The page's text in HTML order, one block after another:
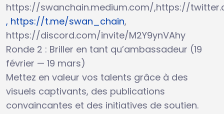
https://swanchain.medium.com/,https://
, https://t.me/swan_chain,
https://discord.com/invite/M2Y9ynVAhy
Ronde 2 : Briller en tant qu’ambassadeur (19
février — 19 mars)
Mettez en valeur vos talents grâce à des
visuels captivants, des publications
convaincantes et des initiatives de soutien.